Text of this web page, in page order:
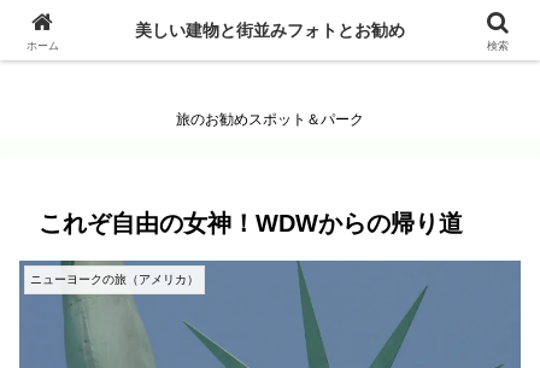
美しい建物と街並みフォトとお勧め
旅のお勧めスポット＆パーク
これぞ自由の女神！WDWからの帰り道
ニューヨークの旅（アメリカ）
ホーム
美しい建物と街並みフォトとお勧め
検索